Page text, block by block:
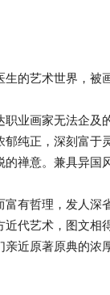
的艺术世界，被
业画家无法企及
纯正，深刻富于
禅意。兼具异国
有哲理，发人深省
艺术，图文相得
近原著原典的浓